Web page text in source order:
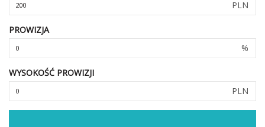
PLN
PROWIZJA
%
WYSOKOŚĆ PROWIZJI
PLN